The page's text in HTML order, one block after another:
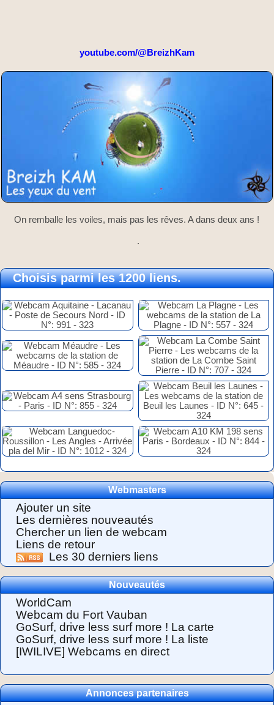
youtube.com/@BreizhKam
On remballe les voiles, mais pas les rêves. A dans deux ans !
.
Choisis parmi les 1200 liens.
Webmasters
Ajouter un site
Les dernières nouveautés
Chercher un lien de webcam
Liens de retour
Les 30 derniers liens
Nouveautés
WorldCam
Webcam du Fort Vauban
GoSurf, drive less surf more ! La carte
GoSurf, drive less surf more ! La liste
[IWILIVE] Webcams en direct
Annonces partenaires